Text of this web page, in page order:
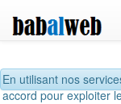
En utilisant nos
accord pour exploiter